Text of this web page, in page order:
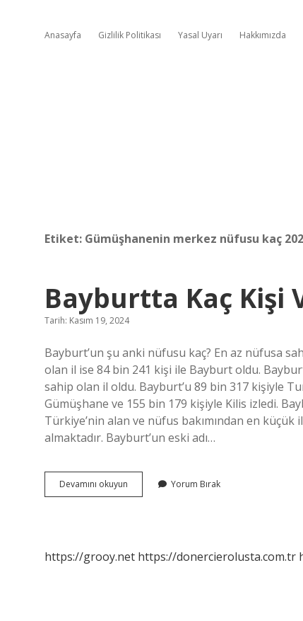
Anasayfa Gizlilik Politikası Yasal Uyarı Hakkımızda
Etiket: Gümüşhanenin merkez nüfusu kaç
Bayburtta Kaç Kişi
Tarih: Kasım 19, 2024
Bayburt’un şu anki nüfusu kaç? En az nüfusa
olan il ise 84 bin 241 kişi ile Bayburt oldu.
sahip olan il oldu. Bayburt’u 89 bin 317 kişiyle
Gümüşhane ve 155 bin 179 kişiyle Kilis izledi.
Türkiye’nin alan ve nüfus bakımından en küçük
almaktadır. Bayburt’un eski adı…
Devamını okuyun Bayburtta
Kaç
Yorum Bırak
https://grooy.net https://donercierolusta.com.tr